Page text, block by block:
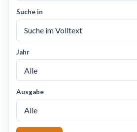
Suche in
Jahr
Ausgabe